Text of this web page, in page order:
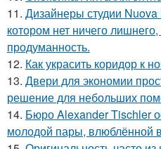
11. Дизайнеры студии
котором нет ничего
продуманность.
12. Как украсить коридор к
13. Двери для экономии
решение для небольших
14. Бюро Alexander Tischler
молодой пары, влюблённой